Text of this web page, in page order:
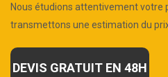
Nous étudions attentivement votre
transmettons une estimation du
DEVIS GRATUIT EN 48H